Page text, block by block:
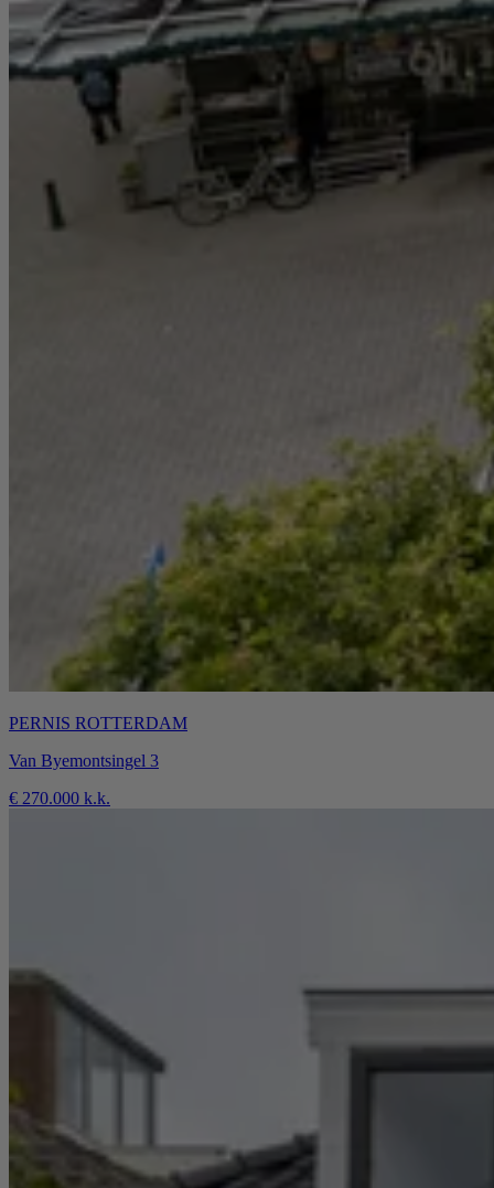
PERNIS ROTTERDAM
Van Byemontsingel 3
€ 270.000 k.k.